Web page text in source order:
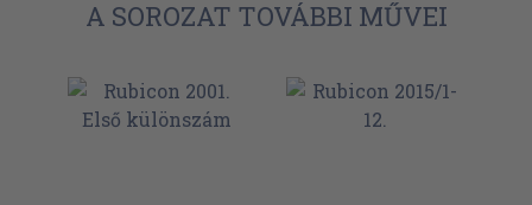
A SOROZAT TOVÁBBI MŰVEI